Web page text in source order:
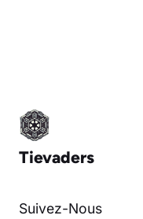
Tievaders
Suivez-Nous